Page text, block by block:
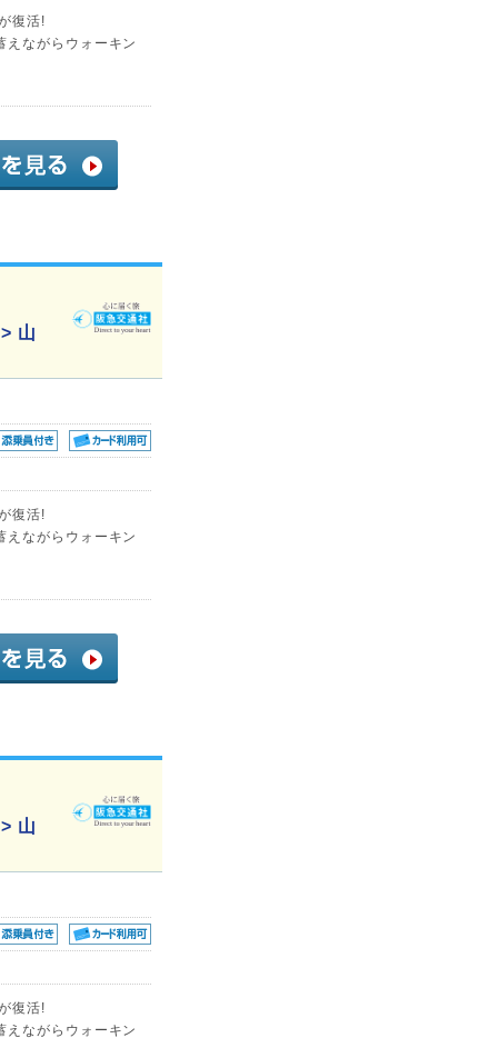
復活!
ながらウォーキン
山
復活!
ながらウォーキン
山
復活!
ながらウォーキン